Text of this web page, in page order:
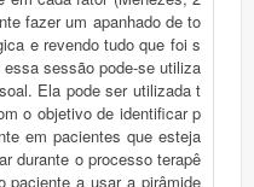
fazer um apanhado de to
e revendo tudo que foi s
sessão pode-se utiliza
Ela pode ser utilizada t
o objetivo de identificar p
em pacientes que esteja
durante o processo terapê
paciente a usar a pirâmide